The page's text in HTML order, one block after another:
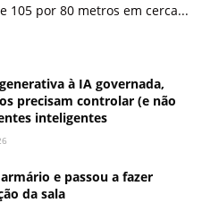
105 por 80 metros em cerca...
à IA governada,
precisam controlar (e não
inteligentes
e passou a fazer
da sala